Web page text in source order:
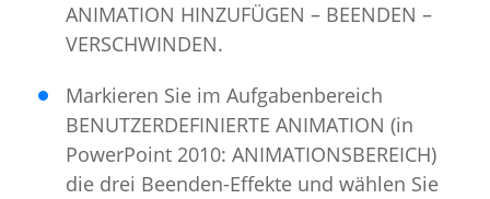
ANIMATION HINZUFÜGEN – BEENDEN –
VERSCHWINDEN.
Markieren Sie im Aufgabenbereich
BENUTZERDEFINIERTE ANIMATION (in
PowerPoint 2010: ANIMATIONSBEREICH)
die drei Beenden-Effekte und wählen Sie